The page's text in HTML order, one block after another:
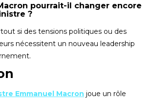
pourrait-il changer encore
?
si des tensions politiques ou des
nécessitent un nouveau leadership
Emmanuel Macron joue un rôle